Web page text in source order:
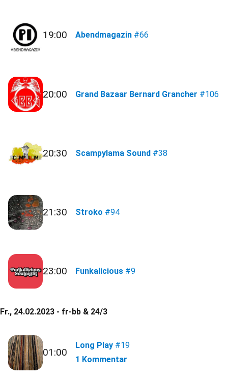
19:00 Abendmagazin #66
20:00 Grand Bazaar Bernard Grancher #106
20:30 Scampylama Sound #38
21:30 Stroko #94
23:00 Funkalicious #9
Fr., 24.02.2023 - fr-bb & 24/3
01:00
Long Play #19
1 Kommentar